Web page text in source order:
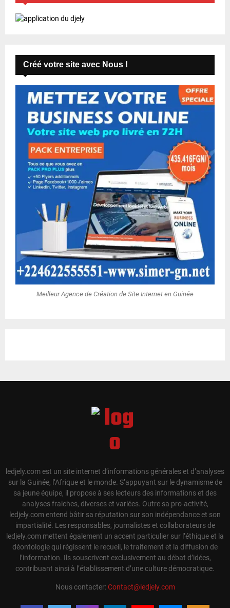
Créé votre site avec Nous !
Meilleur Agence de Création de Site Internet en Guinée
ledjely.com est un site internet d’informations générales et d’analyses
sur la Guinée, l’Afrique et le monde. S’appuyant sur le dynamisme de
sa jeune équipe, il propose à ses lecteurs des informations et des
analyses fraiches, diverses et variées. Outre sa pro-activité,
ledjely.com entend bâtir sa réputation sur son indépendance et son
impartialité. Les responsables, journalistes et collaborateurs de
ledjely.com mettent également un accent particulier sur l’éthique et la
déontologie qui régissent le recueil, le traitement et la diffusion de
l’information. Ils souscrivent exclusivement au débat d’idées,
contribuant ainsi à l’établissement d’une culture démocratique.
Nous contacter:Contact@ledjely.com